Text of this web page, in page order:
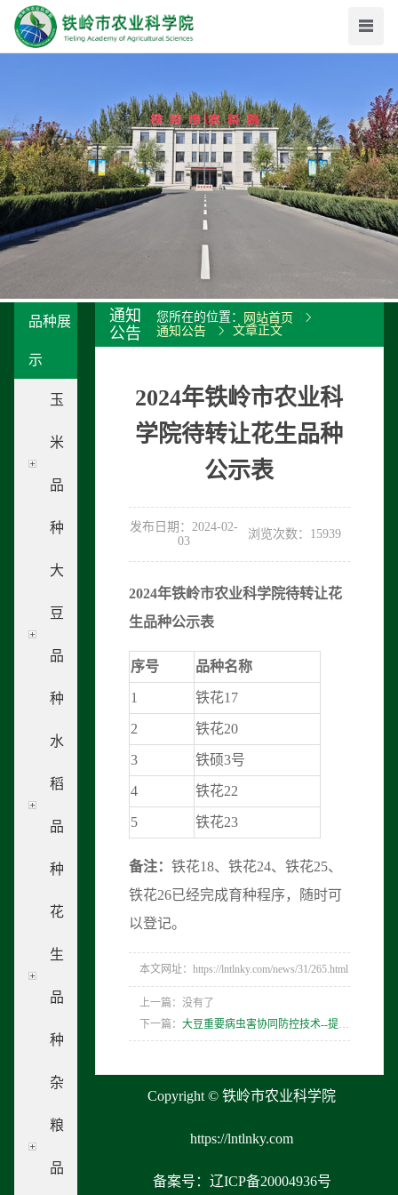
品种展
示
玉
米
品
种
大
豆
品
种
水
稻
品
种
花
生
品
种
杂
粮
品
通知
公告
您所在的位置：
网站首页
通知公告
文章正文
2024年铁岭市农业科
学院待转让花生品种
公示表
发布日期：2024-02-
03
浏览次数：15939
2024年铁岭市农业科学院待转让花
生品种公示表
序号 品种名称
1 铁花17
2 铁花20
3 铁硕3号
4 铁花22
5 铁花23
备注： 铁花18、铁花24、铁花25、
铁花26已经完成育种程序，随时可
以登记。
本文网址：https://lntlnky.com/news/31/265.html
上一篇：没有了
下一篇： 大豆重要病虫害协同防控技术--提名2023年度省科技奖励项目公示
Copyright © 铁岭市农业科学院
https://lntlnky.com
备案号：辽ICP备20004936号